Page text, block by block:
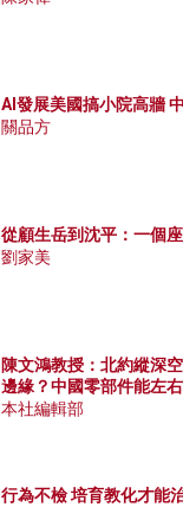
AI發展美國搞小院高牆
關品方
從顧生岳到沈平：一個
劉家美
陳文鴻教授：北約縱深
邊緣？中國零部件能左
本社編輯部
行為不檢 培育教化才能